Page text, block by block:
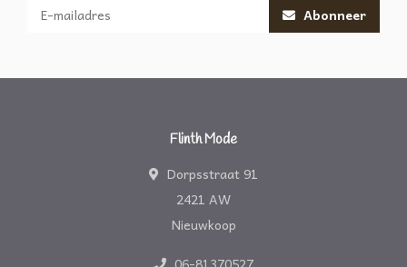
Abonneer
Flinth Mode
Dorpsstraat 91
2421 AW
Nieuwkoop